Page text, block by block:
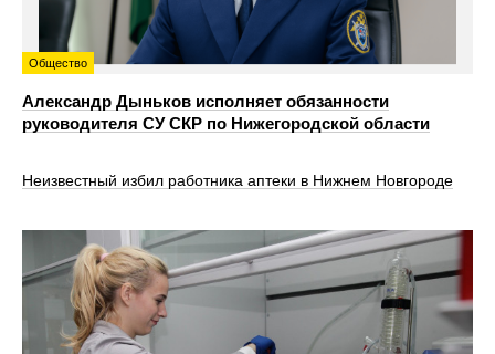
Общество
Александр Дыньков исполняет обязанности
руководителя СУ СКР по Нижегородской области
Неизвестный избил работника аптеки в Нижнем Новгороде